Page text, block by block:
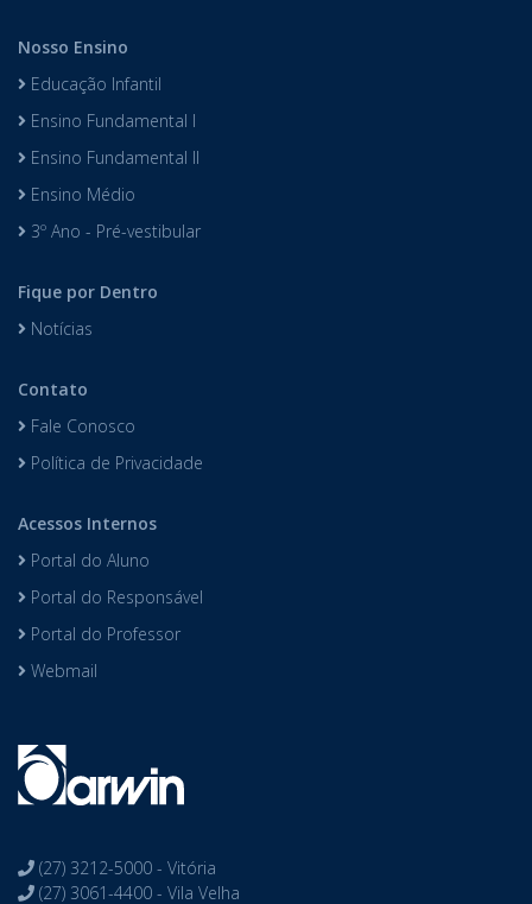
Nosso Ensino
Educação Infantil
Ensino Fundamental I
Ensino Fundamental II
Ensino Médio
3º Ano - Pré-vestibular
Fique por Dentro
Notícias
Contato
Fale Conosco
Política de Privacidade
Acessos Internos
Portal do Aluno
Portal do Responsável
Portal do Professor
Webmail
(27) 3212-5000 - Vitória
(27) 3061-4400 - Vila Velha